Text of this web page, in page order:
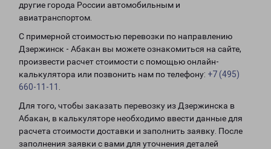
другие города России автомобильным и
авиатранспортом.
С примерной стоимостью перевозки по направлению
Дзержинск - Абакан вы можете ознакомиться на сайте,
произвести расчет стоимости с помощью онлайн-
калькулятора или позвонить нам по телефону: +7 (495)
660-11-11
Для того, чтобы заказать перевозку из Дзержинска в
Абакан, в калькуляторе необходимо ввести данные для
расчета стоимости доставки и заполнить заявку. После
заполнения заявки с вами для уточнения деталей